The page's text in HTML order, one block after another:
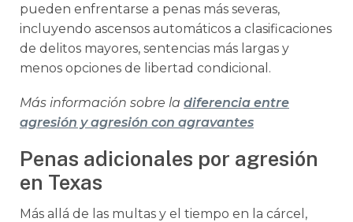
pueden enfrentarse a penas más severas,
incluyendo ascensos automáticos a clasificaciones
de delitos mayores, sentencias más largas y
menos opciones de libertad condicional.
Más información sobre la diferencia entre
agresión y agresión con agravantes
Penas adicionales por agresión
en Texas
Más allá de las multas y el tiempo en la cárcel,